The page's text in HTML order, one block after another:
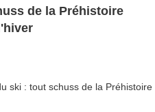
de la Préhistoire